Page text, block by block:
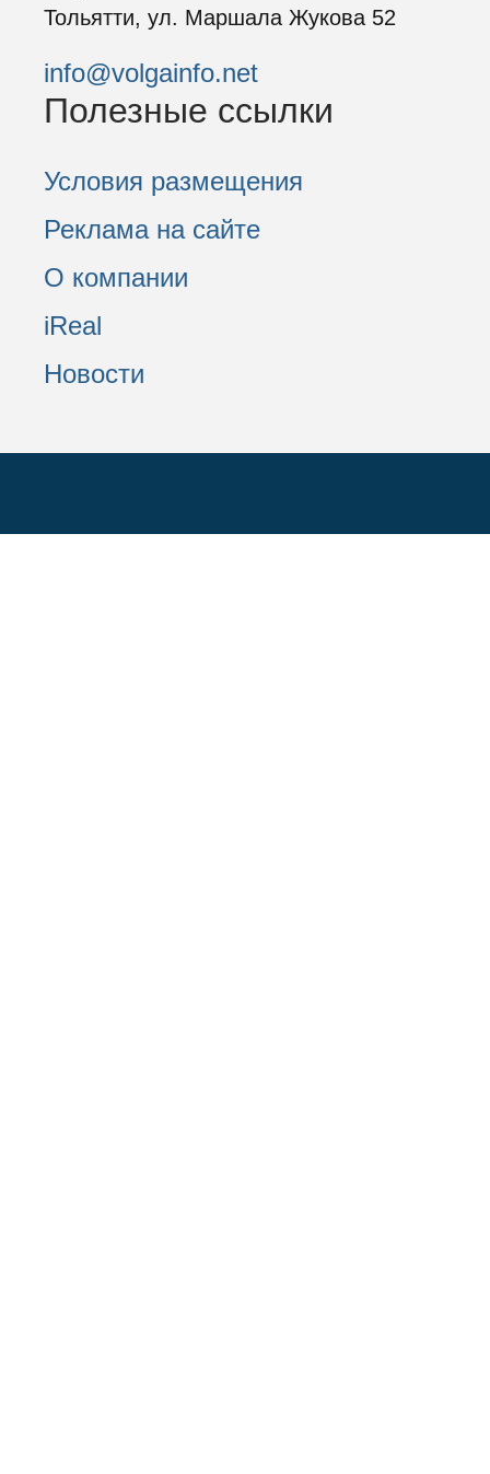
Тольятти, ул. Маршала Жукова 52
info@volgainfo.net
Полезные ссылки
Условия размещения
Реклама на сайте
О компании
iReal
Новости